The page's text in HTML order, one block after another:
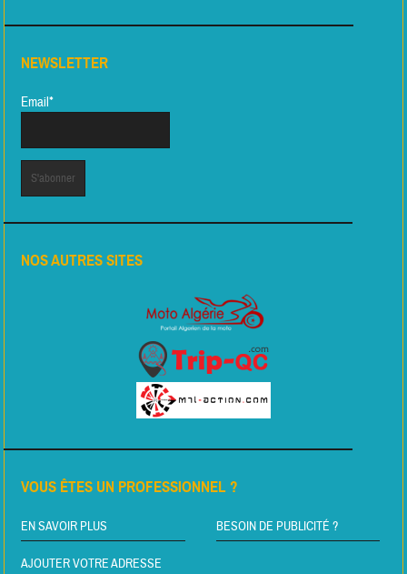
NEWSLETTER
Email*
NOS AUTRES SITES
VOUS ÊTES UN PROFESSIONNEL ?
EN SAVOIR PLUS BESOIN DE PUBLICITÉ ?
AJOUTER VOTRE ADRESSE